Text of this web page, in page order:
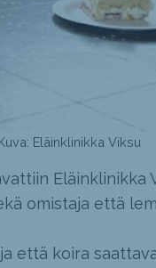
Eläinklinikka Viksu
Eläinklinikka
omistaja että
että koira